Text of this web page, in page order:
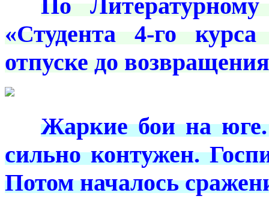
По
«Студента 4-го
отпуске до
Жаркие бои на
сильно контужен.
Потом началось